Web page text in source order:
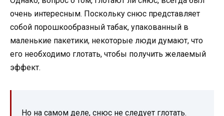
очень интересным. Поскольку снюс представляет
собой порошкообразный табак, упакованный в
маленькие пакетики, некоторые люди думают, что
его необходимо глотать, чтобы получить желаемый
эффект.
Но на самом деле, снюс не следует глотать.